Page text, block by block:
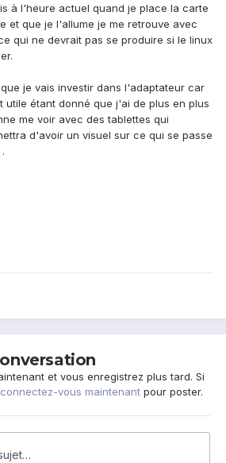
à l'heure actuel quand je place la carte
et que je l'allume je me retrouve avec
qui ne devrait pas se produire si le linux
je vais investir dans l'adaptateur car
utile étant donné que j'ai de plus en plus
me voir avec des tablettes qui
d'avoir un visuel sur ce qui se passe
et vous enregistrez plus tard. Si
connectez-vous maintenant pour poster.